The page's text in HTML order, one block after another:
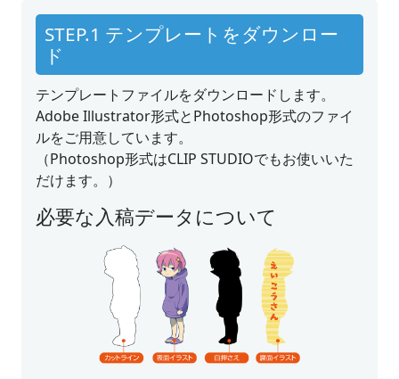
STEP.1 テンプレートをダウンロー
ド
テンプレートファイルをダウンロードします。
Adobe Illustrator形式とPhotoshop形式のファイ
ルをご用意しています。
（Photoshop形式はCLIP STUDIOでもお使いいた
だけます。）
必要な入稿データについて